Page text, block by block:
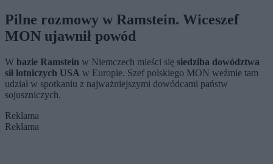
Pilne rozmowy w Ramstein. Wiceszef
MON ujawnił powód
W bazie Ramstein w Niemczech mieści się siedziba dowództwa
sił lotniczych USA w Europie. Szef polskiego MON weźmie tam
udział w spotkaniu z najważniejszymi dowódcami państw
sojuszniczych.
Reklama
Reklama